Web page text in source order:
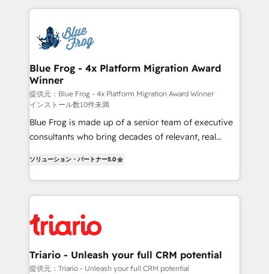
HubSpot -Top 1% of partners worldwide -In-house
get more from your investment in HubSpot.
www.bbdboom.com
strengthen your digital transformation and minimize
Implementation partner, we provide expertise to
drive your business forward. Since 2015 we are fully
dedicated to HubSpot and with an experienced
team (50+), we work with reputable companies in
B2B sectors such as manufacturing, SaaS and
business services. We prepare a customized
business case that demonstrates the value and
impact of your digital transformation, including a
believe in the power of partnership. Together, we
embark on a transformational journey that sets your
business. If not now, when?
Blue Frog - 4x Platform Migration Award
Winner
提供元：Blue Frog - 4x Platform Migration Award Winner
インストール数10件未満
Blue Frog is made up of a senior team of executive
consultants who bring decades of relevant, real
Frog is a top, trusted partner in HubSpot's
ecosystem for a reason. Their team brings over a
decade of experience to the table, along with deep
for driving growth. They are committed to helping
our customers grow and finding solutions that fit
their unique business needs. We are thrilled to have
Blue Frog in the HubSpot ecosystem leading the
ソリューション・パートナー5.0
Triario - Unleash your full CRM potential
提供元：Triario - Unleash your full CRM potential